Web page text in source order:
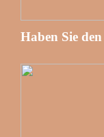
Haben Sie